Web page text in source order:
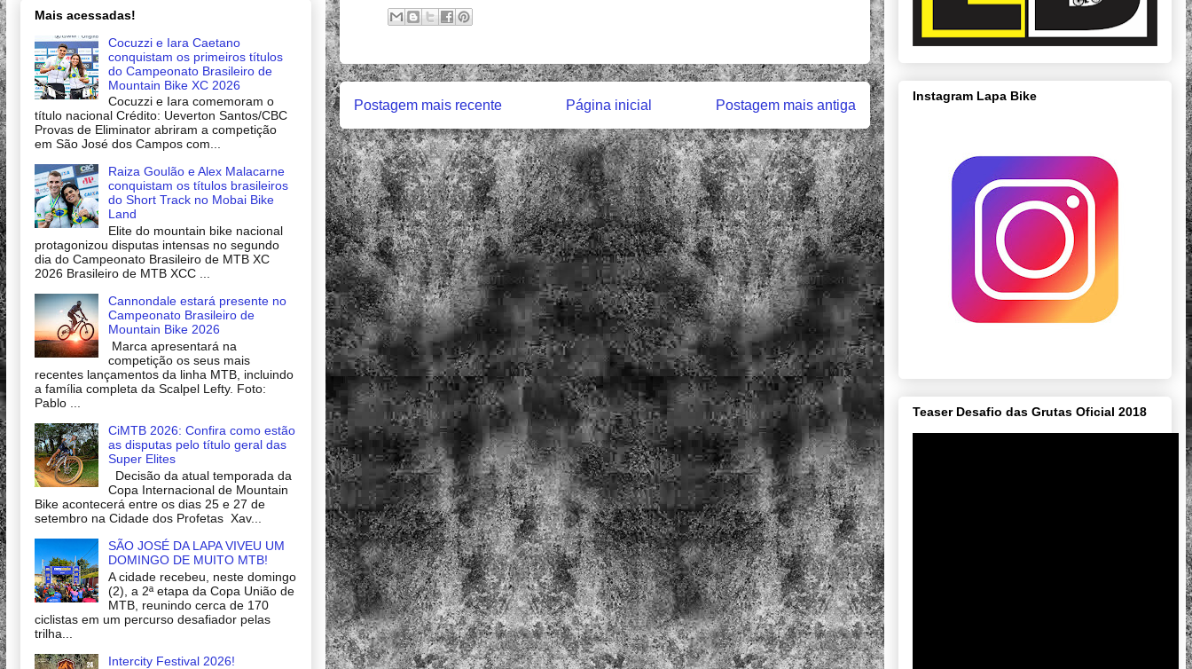
Postagem mais recente Postagem mais antiga
Página inicial
Mais acessadas!
Cocuzzi e Iara Caetano
conquistam os primeiros títulos
do Campeonato Brasileiro de
Mountain Bike XC 2026
Cocuzzi e Iara comemoram o
título nacional Crédito: Ueverton Santos/CBC
Provas de Eliminator abriram a competição
em São José dos Campos com...
Raiza Goulão e Alex Malacarne
conquistam os títulos brasileiros
do Short Track no Mobai Bike
Land
Elite do mountain bike nacional
protagonizou disputas intensas no segundo
dia do Campeonato Brasileiro de MTB XC
2026 Brasileiro de MTB XCC ...
Cannondale estará presente no
Campeonato Brasileiro de
Mountain Bike 2026
Marca apresentará na
competição os seus mais
recentes lançamentos da linha MTB, incluindo
a família completa da Scalpel Lefty. Foto:
Pablo ...
CiMTB 2026: Confira como estão
as disputas pelo título geral das
Super Elites
Decisão da atual temporada da
Copa Internacional de Mountain
Bike acontecerá entre os dias 25 e 27 de
setembro na Cidade dos Profetas Xav...
SÃO JOSÉ DA LAPA VIVEU UM
DOMINGO DE MUITO MTB!
A cidade recebeu, neste domingo
(2), a 2ª etapa da Copa União de
MTB, reunindo cerca de 170
ciclistas em um percurso desafiador pelas
trilha...
Intercity Festival 2026!
Instagram Lapa Bike
Teaser Desafio das Grutas Oficial 2018